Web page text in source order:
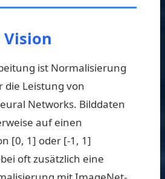
ist Normalisierung
Leistung von
Networks. Bilddaten
auf einen
[0, 1] oder [-1, 1]
oft zusätzlich eine